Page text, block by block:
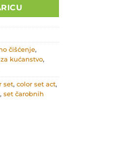
čišćenje,
kućanstvo,
set, color set act,
, set čarobnih